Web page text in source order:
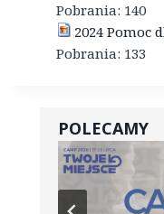
Pobrania: 140
2024 Pomoc
Pobrania: 133
POLECAMY